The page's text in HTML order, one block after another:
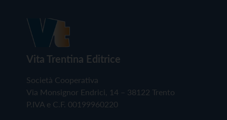
Vita Trentina Editrice
Società Cooperativa
Via Monsignor Endrici, 14 – 38122 Trento
P.IVA e C.F. 00199960220